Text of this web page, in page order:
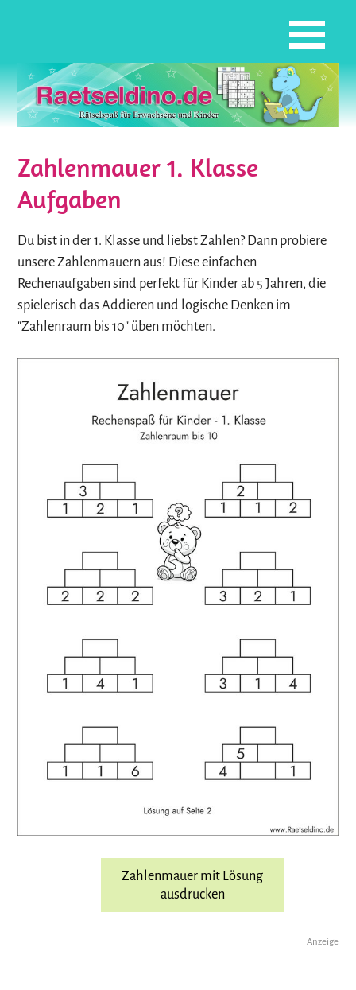
Zahlenmauer 1. Klasse
Aufgaben
Du bist in der 1. Klasse und liebst Zahlen? Dann probiere
unsere Zahlenmauern aus! Diese einfachen
Rechenaufgaben sind perfekt für Kinder ab 5 Jahren, die
spielerisch das Addieren und logische Denken im
"Zahlenraum bis 10" üben möchten.
Zahlenmauer mit Lösung
ausdrucken
Anzeige